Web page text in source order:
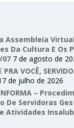
Assembleia
Da Cultura E Os
07 7 de agosto de
PRA VOCÊ,
de julho de 2026
–
De Servidoras
Atividades